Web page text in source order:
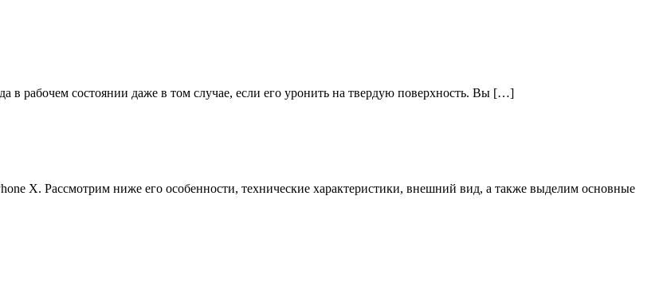
в рабочем состоянии даже в том случае, если его уронить на твердую поверхность. Вы […]
X. Рассмотрим ниже его особенности, технические характеристики, внешний вид, а также выделим основные